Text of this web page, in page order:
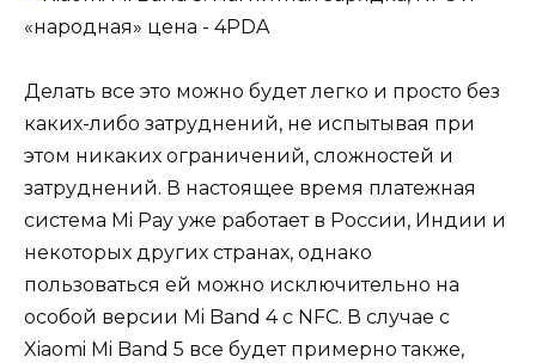
Делать все это можно будет легко и просто без
каких-либо затруднений, не испытывая при
этом никаких ограничений, сложностей и
затруднений. В настоящее время платежная
система Mi Pay уже работает в России, Индии и
некоторых других странах, однако
пользоваться ей можно исключительно на
особой версии Mi Band 4 с NFC. В случае с
Xiaomi Mi Band 5 все будет примерно также,